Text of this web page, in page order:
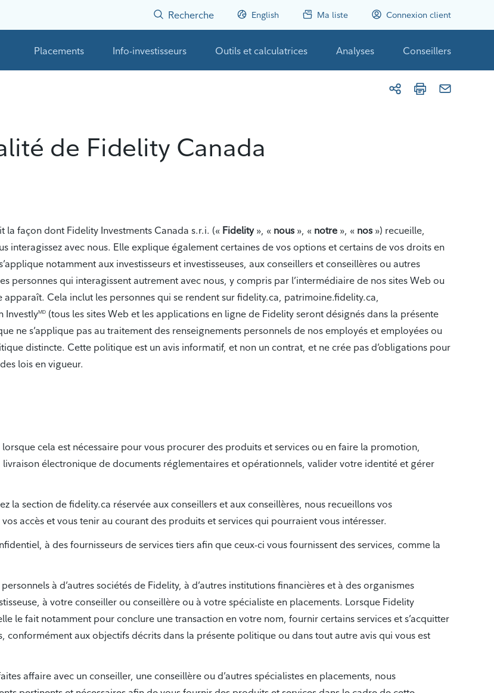
Recherche English Ma liste Connexion client
Placements Info-investisseurs Outils et calculatrices Analyses Conseillers
de Fidelity Canada
la façon dont Fidelity Investments Canada s.r.i. (« Fidelity», « nous », « notre », « nos ») recueille,
interagissez avec nous. Elle explique également certaines de vos options et certains de vos droits en
notamment aux investisseurs et investisseuses, aux conseillers et conseillères ou autres
personnes qui interagissent autrement avec nous, y compris par l’intermédiaire de nos sites Web ou
Cela inclut les personnes qui se rendent sur fidelity.ca, patrimoine.fidelity.ca,
InvestlyMD (tous les sites Web et les applications en ligne de Fidelity seront désignés dans la présente
ne s’applique pas au traitement des renseignements personnels de nos employés et employées ou
distincte. Cette politique est un avis informatif, et non un contrat, et ne crée pas d’obligations pour
lois en vigueur.
cela est nécessaire pour vous procurer des produits et services ou en faire la promotion,
électronique de documents réglementaires et opérationnels, valider votre identité et gérer
la section de fidelity.ca réservée aux conseillers et aux conseillères, nous recueillons vos
accès et vous tenir au courant des produits et services qui pourraient vous intéresser.
à des fournisseurs de services tiers afin que ceux-ci vous fournissent des services, comme la
à d’autres sociétés de Fidelity, à d’autres institutions financières et à des organismes
à votre conseiller ou conseillère ou à votre spécialiste en placements. Lorsque Fidelity
le fait notamment pour conclure une transaction en votre nom, fournir certains services et s’acquitter
aux objectifs décrits dans la présente politique ou dans tout autre avis qui vous est
affaire avec un conseiller, une conseillère ou d’autres spécialistes en placements, nous